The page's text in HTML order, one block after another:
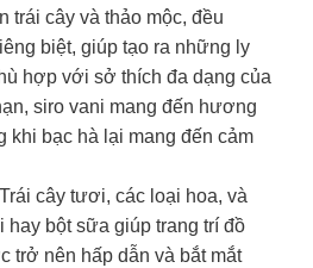
trái cây và thảo mộc, đều
biệt, giúp tạo ra những ly
hợp với sở thích đa dạng của
siro vani mang đến hương
khi bạc hà lại mang đến cảm
cây tươi, các loại hoa, và
bột sữa giúp trang trí đồ
trở nên hấp dẫn và bắt mắt